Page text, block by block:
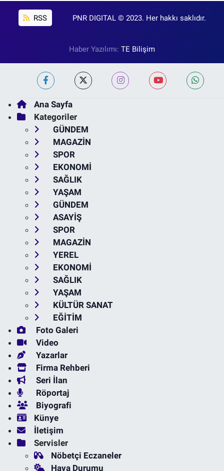
RSS PNR DIGITAL © 2023. Her hakkı saklıdır.
Haber Yazılımı: TE Bilişim
Ana Sayfa
Kategoriler
GÜNDEM
MAGAZİN
SPOR
EKONOMİ
SAĞLIK
YAŞAM
GÜNDEM
ASAYİŞ
SPOR
MAGAZİN
YEREL
EKONOMİ
SAĞLIK
YAŞAM
KÜLTÜR SANAT
EĞİTİM
Foto Galeri
Video
Yazarlar
Firma Rehberi
Seri İlan
Röportaj
Biyografi
Künye
İletişim
Servisler
Nöbetçi Eczaneler
Hava Durumu